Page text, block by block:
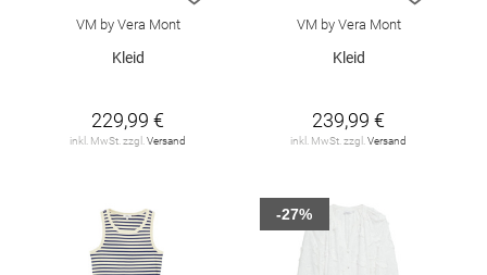
VM by Vera Mont
Kleid
229,99 €
inkl. MwSt. zzgl. Versand
VM by Vera Mont
Kleid
239,99 €
inkl. MwSt. zzgl. Versand
-27%